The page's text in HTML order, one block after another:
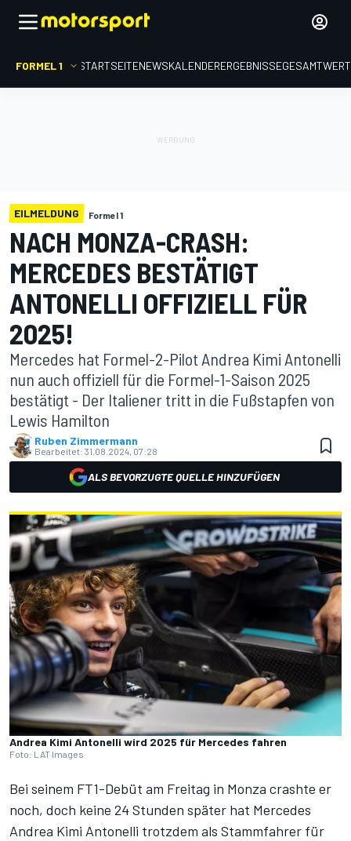
FORMEL 1 STARTSEITENEWSKALENDERERGEBNISSE
EILMELDUNG Formel 1
NACH MONZA-CRASH:
MERCEDES BESTÄTIGT
ANTONELLI OFFIZIELL FÜR
2025!
Mercedes hat Formel-2-Pilot Andrea Kimi Antonelli
nun auch offiziell für die Formel-1-Saison 2025
bestätigt - Der Italiener tritt in die Fußstapfen von
Lewis Hamilton
Ruben Zimmermann
Bearbeitet: 31.08.2024, 07:28
ALS BEVORZUGTE QUELLE HINZUFÜGEN
Andrea Kimi Antonelli wird 2025 für Mercedes fahren
Foto: LAT Images
Bei seinem FT1-Debüt am Freitag in Monza crashte er
noch, doch keine 24 Stunden später hat Mercedes
Andrea Kimi Antonelli trotzdem als Stammfahrer für